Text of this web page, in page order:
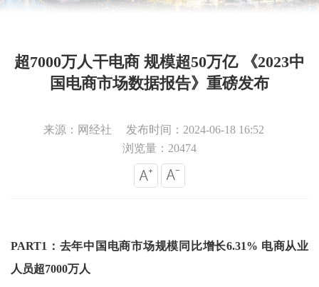
超7000万人干电商 规模超50万亿 《2023中
国电商市场数据报告》重磅发布
来源：网经社
发布时间：2024-06-18 16:52
浏览量：20474
PART1：去年中国电商市场规模同比增长6.31% 电商从业
人员超7000万人